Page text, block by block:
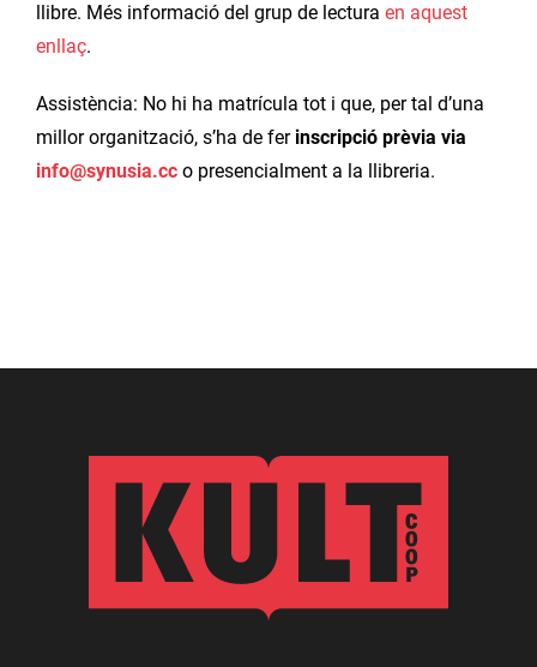
llibre. Més informació del grup de lectura en aquest
enllaç.
Assistència: No hi ha matrícula tot i que, per tal d’una
millor organització, s’ha de fer inscripció prèvia via
info@synusia.cc o presencialment a la llibreria.